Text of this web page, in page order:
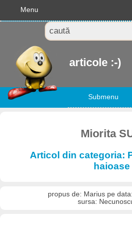
Menu
articole :-)
Submenu
Miorita
Articol din categoria:
haioase
propus de: Marius pe
sursa: